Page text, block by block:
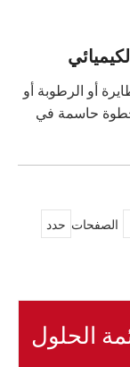
أو الرطوبة أو
- خطوة حاسمة في
الصفحات حدد
الحلول